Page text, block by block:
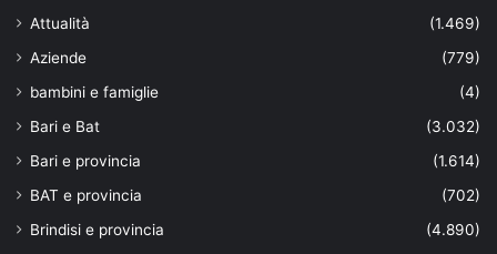
Attualità
(1.469)
Aziende
(779)
bambini e famiglie
(4)
Bari e Bat
(3.032)
Bari e provincia
(1.614)
BAT e provincia
(702)
Brindisi e provincia
(4.890)